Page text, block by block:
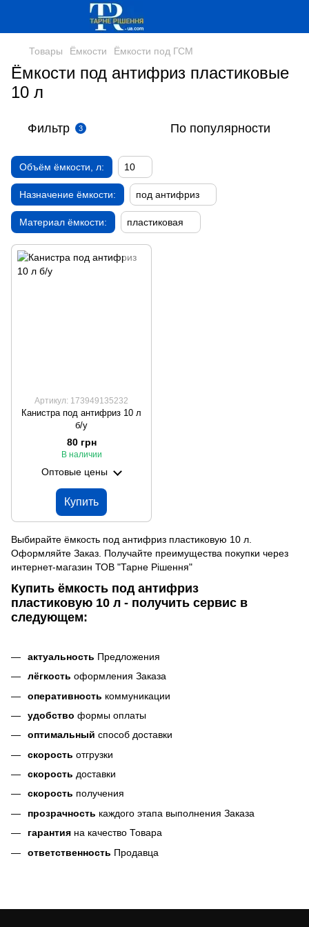
Товары Ёмкости Ёмкости под ГСМ
Ёмкости под антифриз пластиковые
10 л
Фильтр 3 По популярности
Объём ёмкости, л: 10
Назначение ёмкости: под антифриз
Материал ёмкости: пластиковая
Артикул: 173949135232
Канистра под антифриз 10 л
б/у
80 грн
В наличии
Оптовые цены
Купить
Выбирайте ёмкость под антифриз пластиковую 10 л.
Оформляйте Заказ. Получайте преимущества покупки через
интернет-магазин ТОВ "Тарне Рішення"
Купить ёмкость под антифриз
пластиковую 10 л - получить сервис в
следующем:
актуальность Предложения
лёгкость оформления Заказа
оперативность коммуникации
удобство формы оплаты
оптимальный способ доставки
скорость отгрузки
скорость доставки
скорость получения
прозрачность каждого этапа выполнения Заказа
гарантия на качество Товара
ответственность Продавца